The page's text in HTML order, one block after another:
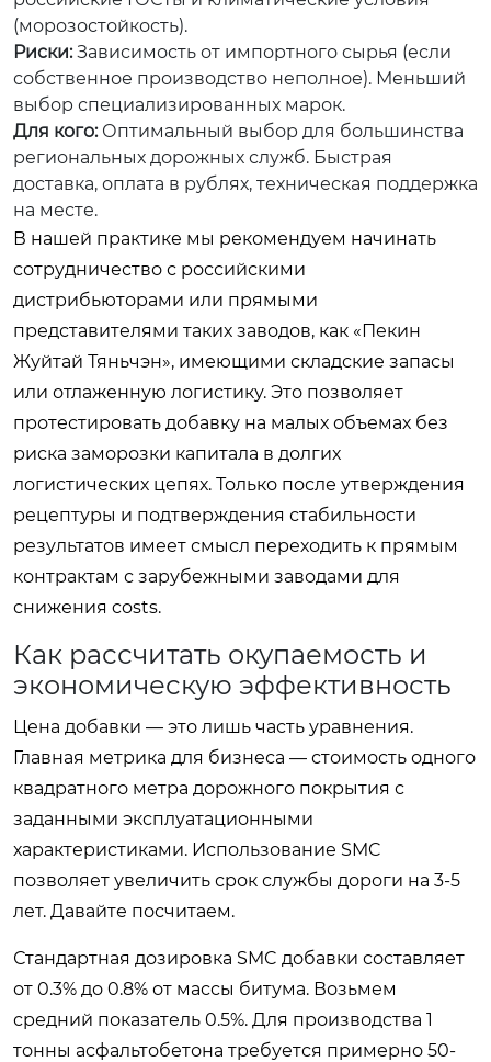
(морозостойкость).
Риски:Зависимость от импортного сырья (если
собственное производство неполное). Меньший
выбор специализированных марок.
Для кого:Оптимальный выбор для большинства
региональных дорожных служб. Быстрая
доставка, оплата в рублях, техническая поддержка
на месте.
В нашей практике мы рекомендуем начинать
сотрудничество с российскими
дистрибьюторами или прямыми
представителями таких заводов, как «Пекин
Жуйтай Тяньчэн», имеющими складские запасы
или отлаженную логистику. Это позволяет
протестировать добавку на малых объемах без
риска заморозки капитала в долгих
логистических цепях. Только после утверждения
рецептуры и подтверждения стабильности
результатов имеет смысл переходить к прямым
контрактам с зарубежными заводами для
снижения costs.
Как рассчитать окупаемость и
экономическую эффективность
Цена добавки — это лишь часть уравнения.
Главная метрика для бизнеса — стоимость одного
квадратного метра дорожного покрытия с
заданными эксплуатационными
характеристиками. Использование SMC
позволяет увеличить срок службы дороги на 3-5
лет. Давайте посчитаем.
Стандартная дозировка SMC добавки составляет
от 0.3% до 0.8% от массы битума. Возьмем
средний показатель 0.5%. Для производства 1
тонны асфальтобетона требуется примерно 50-